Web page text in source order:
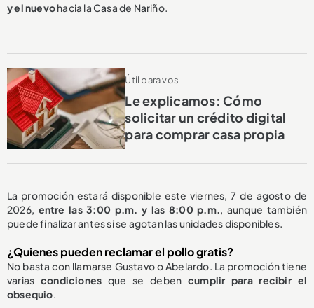
y el nuevohacia la Casa de Nariño.
Útil para vos
Le explicamos: Cómo
solicitar un crédito digital
para comprar casa propia
La promoción estará disponible este viernes, 7 de agosto de
2026, entre las 3:00 p.m. y las 8:00 p.m., aunque también
puede finalizar antes si se agotan las unidades disponibles.
¿Quienes pueden reclamar el pollo gratis?
No basta con llamarse Gustavo o Abelardo. La promoción tiene
varias condiciones que se deben cumplir para recibir el
obsequio.